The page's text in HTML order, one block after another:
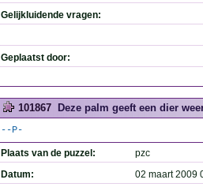
Gelijkluidende vragen:
Geplaatst door:
101867 Deze palm geeft een dier
--P-
Plaats van de puzzel:
pzc
Datum:
02 maart 2009